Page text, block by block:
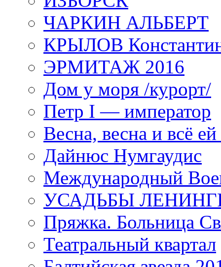
ЧАРКИН АЛЬБЕРТ
КРЫЛОВ
ЭРМИТАЖ 2016
Дом у моря /курорт/
Петр I — император
Весна, весна и всё
Дайнюс Нумгаудис
Международный
УСАДЬБЫ
Пряжка. Больница
Театральный квартал